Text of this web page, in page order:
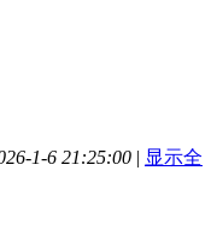
1-6 21:25:00 | 显示全